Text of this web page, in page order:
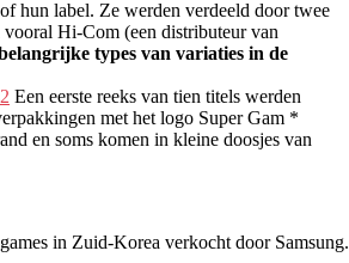
hun label. Ze werden verdeeld door twee
Hi-Com (een distributeur van
types van variaties in de
Een eerste reeks van tien titels werden
met het logo Super Gam *
en soms komen in kleine doosjes van
in Zuid-Korea verkocht door Samsung.